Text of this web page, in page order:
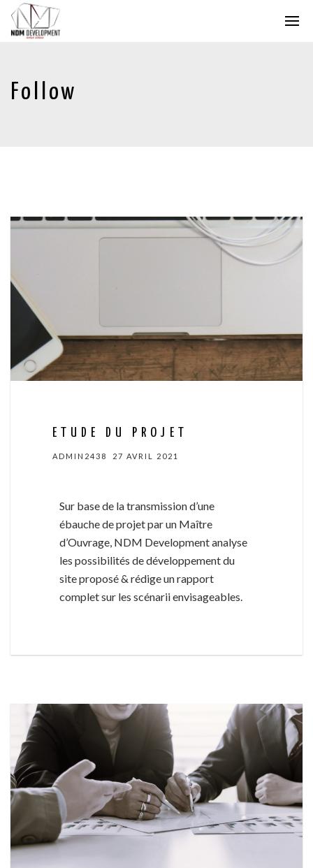
Follow
ETUDE DU PROJET
ADMIN2438 27 AVRIL 2021
Sur base de la transmission d’une
ébauche de projet par un Maître
d’Ouvrage, NDM Development analyse
les possibilités de développement du
site proposé & rédige un rapport
complet sur les scénarii envisageables.